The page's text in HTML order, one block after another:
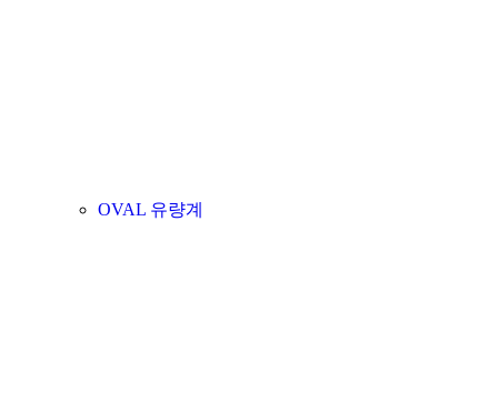
OVAL 유량계